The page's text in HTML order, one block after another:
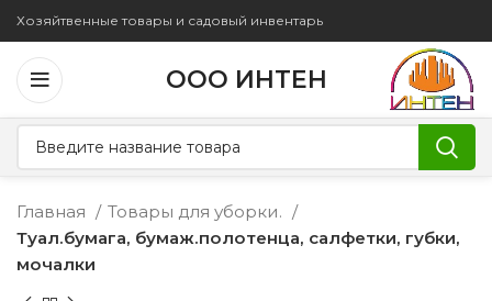
Хозяйтвенные товары и садовый инвентарь
ООО ИНТЕН
Главная
Товары для уборки.
Туал.бумага, бумаж.полотенца, салфетки, губки,
мочалки